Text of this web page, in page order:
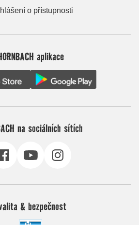
o přístupnosti
aplikace
na sociálních sítích
& bezpečnost